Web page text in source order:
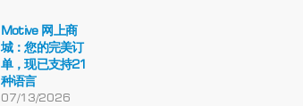
Motive 网上商
城：您的完美订
单，现已支持21
种语言
07/13/2026